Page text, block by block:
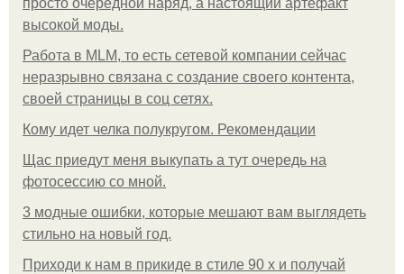
просто очередной наряд, а настоящий артефакт
высокой моды.
Работа в MLM, то есть сетевой компании сейчас
неразрывно связана с создание своего контента,
своей страницы в соц сетях.
Кому идет челка полукругом. Рекомендации
Щас приедут меня выкупать а тут очередь на
фотосессию со мной.
3 модные ошибки, которые мешают вам выглядеть
стильно на новый год.
Приходи к нам в прикиде в стиле 90 х и получай